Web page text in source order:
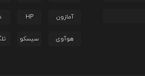
آمازون HP
هوآوی سیسکو